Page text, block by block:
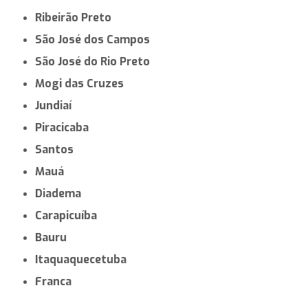
Ribeirão Preto
São José dos Campos
São José do Rio Preto
Mogi das Cruzes
Jundiaí
Piracicaba
Santos
Mauá
Diadema
Carapicuíba
Bauru
Itaquaquecetuba
Franca